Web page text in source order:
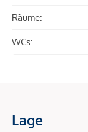
Räume:
WCs:
Lage